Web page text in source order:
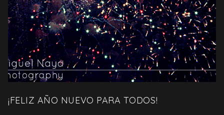
¡FELIZ AÑO NUEVO PARA TODOS!